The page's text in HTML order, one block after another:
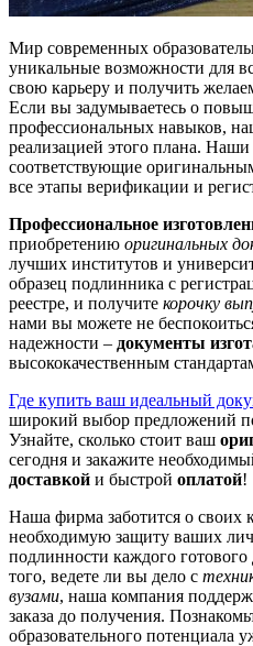
Мир современных
уникальные возможности для
свою карьеру и получить
Если вы задумываетесь о
профессиональных навыков,
реализацией этого плана.
соответствующие
все этапы верификации и
Профессиональное
приобретению оригинальных
лучших институтов и
образец подлинника с
реестре, и получите корочку
нами вы можете не
надежности – документы
высококачественным
Где купить ваш идеальный
широкий выбор предложений
Узнайте, сколько стоит ваш
сегодня и закажите
доставкой и быстрой оплатой!
Наша фирма заботится о своих
необходимую защиту ваших
подлинности каждого
того, ведете ли вы дело с
вузами, наша компания
заказа до получения.
образовательного потенциала